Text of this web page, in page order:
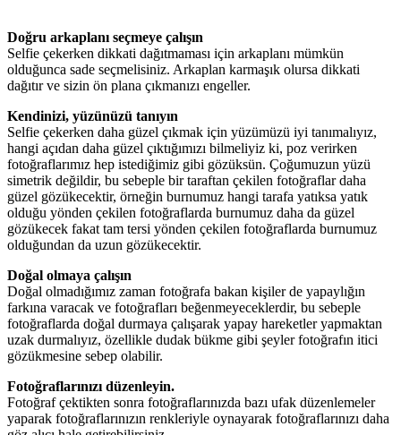
Doğru arkaplanı seçmeye çalışın
Selfie çekerken dikkati dağıtmaması için arkaplanı mümkün
olduğunca sade seçmelisiniz. Arkaplan karmaşık olursa dikkati
dağıtır ve sizin ön plana çıkmanızı engeller.
Kendinizi, yüzünüzü tanıyın
Selfie çekerken daha güzel çıkmak için yüzümüzü iyi tanımalıyız,
hangi açıdan daha güzel çıktığımızı bilmeliyiz ki, poz verirken
fotoğraflarımız hep istediğimiz gibi gözüksün. Çoğumuzun yüzü
simetrik değildir, bu sebeple bir taraftan çekilen fotoğraflar daha
güzel gözükecektir, örneğin burnumuz hangi tarafa yatıksa yatık
olduğu yönden çekilen fotoğraflarda burnumuz daha da güzel
gözükecek fakat tam tersi yönden çekilen fotoğraflarda burnumuz
olduğundan da uzun gözükecektir.
Doğal olmaya çalışın
Doğal olmadığımız zaman fotoğrafa bakan kişiler de yapaylığın
farkına varacak ve fotoğrafları beğenmeyeceklerdir, bu sebeple
fotoğraflarda doğal durmaya çalışarak yapay hareketler yapmaktan
uzak durmalıyız, özellikle dudak bükme gibi şeyler fotoğrafın itici
gözükmesine sebep olabilir.
Fotoğraflarınızı düzenleyin.
Fotoğraf çektikten sonra fotoğraflarınızda bazı ufak düzenlemeler
yaparak fotoğraflarınızın renkleriyle oynayarak fotoğraflarınızı daha